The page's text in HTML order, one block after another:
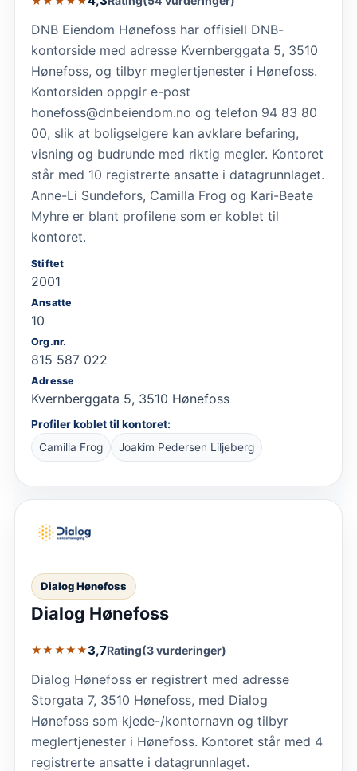
DNB Eiendom Hønefoss har offisiell DNB-
kontorside med adresse Kvernberggata 5, 3510
Hønefoss, og tilbyr meglertjenester i Hønefoss.
Kontorsiden oppgir e-post
honefoss@dnbeiendom.no og telefon 94 83 80
00, slik at boligselgere kan avklare befaring,
visning og budrunde med riktig megler. Kontoret
står med 10 registrerte ansatte i datagrunnlaget.
Anne-Li Sundefors, Camilla Frog og Kari-Beate
Myhre er blant profilene som er koblet til
kontoret.
Stiftet
2001
Ansatte
10
Org.nr.
815 587 022
Adresse
Kvernberggata 5, 3510 Hønefoss
Profiler koblet til kontoret:
Camilla Frog
Joakim Pedersen Liljeberg
Dialog Hønefoss
Dialog Hønefoss
★★★★★3,7Rating(3 vurderinger)
Dialog Hønefoss er registrert med adresse
Storgata 7, 3510 Hønefoss, med Dialog
Hønefoss som kjede-/kontornavn og tilbyr
meglertjenester i Hønefoss. Kontoret står med 4
registrerte ansatte i datagrunnlaget.